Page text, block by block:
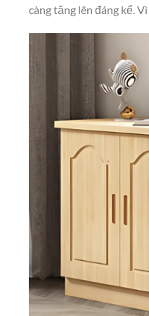
càng tăng lên đáng kể.